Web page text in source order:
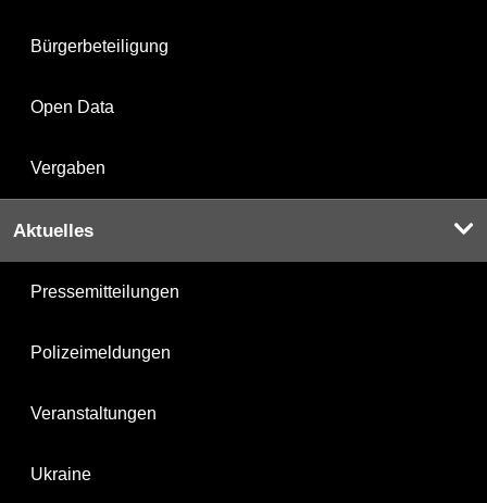
Bürgerbeteiligung
Open Data
Vergaben
Aktuelles
Pressemitteilungen
Polizeimeldungen
Veranstaltungen
Ukraine